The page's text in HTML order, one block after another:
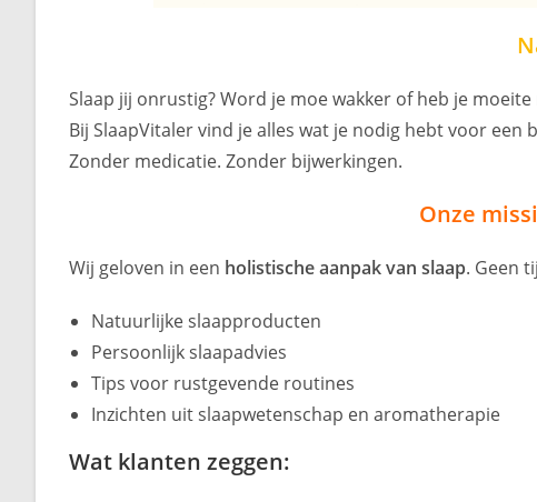
Slaap jij onrustig? Word je moe wakker of heb je
Bij SlaapVitaler vind je alles wat je nodig hebt voor
Zonder medicatie. Zonder bijwerkingen.
Onze
Wij geloven in een holistische aanpak van slaap. Geen
Natuurlijke slaapproducten
Persoonlijk slaapadvies
Tips voor rustgevende routines
Inzichten uit slaapwetenschap en aromatherapie
Wat klanten zeggen: